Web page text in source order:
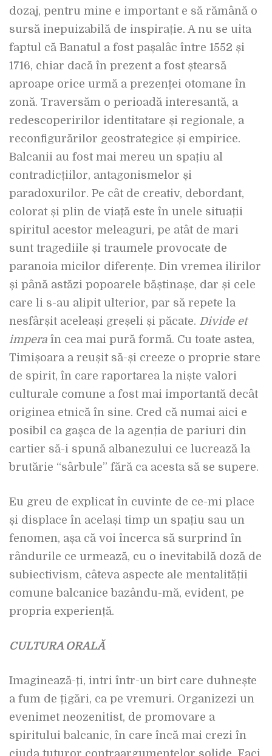
dozaj, pentru mine e important e să rămână o
sursă inepuizabilă de inspirație. A nu se uita
faptul că Banatul a fost pașalâc între 1552 și
1716, chiar dacă în prezent a fost ștearsă
aproape orice urmă a prezenței otomane în
zonă. Traversăm o perioadă interesantă, a
redescoperirilor identitatare și regionale, a
reconfigurărilor geostrategice și empirice.
Balcanii au fost mai mereu un spațiu al
contradicțiilor, antagonismelor și
paradoxurilor. Pe cât de creativ, debordant,
colorat și plin de viață este în unele situații
spiritul acestor meleaguri, pe atât de mari
sunt tragediile și traumele provocate de
paranoia micilor diferențe. Din vremea ilirilor
și până astăzi popoarele băștinașe, dar și cele
care li s-au alipit ulterior, par să repete la
nesfârșit aceleași greșeli și păcate. Divide et
impera în cea mai pură formă. Cu toate astea,
Timișoara a reușit să-și creeze o proprie stare
de spirit, în care raportarea la niște valori
culturale comune a fost mai importantă decât
originea etnică în sine. Cred că numai aici e
posibil ca gaşca de la agenția de pariuri din
cartier să-i spună albanezului ce lucrează la
brutărie “sârbule” fără ca acesta să se supere.
Eu greu de explicat în cuvinte de ce-mi place
și displace în același timp un spațiu sau un
fenomen, așa că voi încerca să surprind în
rândurile ce urmează, cu o inevitabilă doză de
subiectivism, câteva aspecte ale mentalității
comune balcanice bazându-mă, evident, pe
propria experiență.
CULTURA ORALĂ
Imaginează-ți, intri într-un birt care duhnește
a fum de țigări, ca pe vremuri. Organizezi un
evenimet neozenitist, de promovare a
spiritului balcanic, în care încă mai crezi în